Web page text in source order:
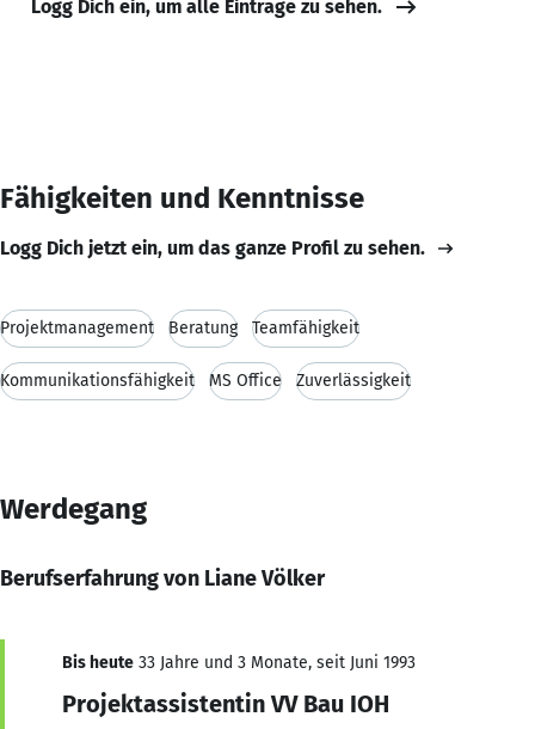
Logg Dich ein, um alle Einträge zu sehen.
Fähigkeiten und Kenntnisse
Logg Dich jetzt ein, um das ganze Profil zu sehen.
Projektmanagement Beratung Teamfähigkeit
Kommunikationsfähigkeit MS Office Zuverlässigkeit
Werdegang
Berufserfahrung von Liane Völker
Bis heute 33 Jahre und 3 Monate, seit Juni 1993
Projektassistentin VV Bau IOH